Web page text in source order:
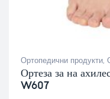
Ортопедични продукти,
Ортеза за на
W607